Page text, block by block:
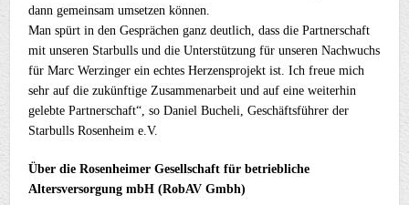
dann gemeinsam umsetzen können.
Man spürt in den Gesprächen ganz deutlich, dass die Partnerschaft
mit unseren Starbulls und die Unterstützung für unseren Nachwuchs
für Marc Werzinger ein echtes Herzensprojekt ist. Ich freue mich
sehr auf die zukünftige Zusammenarbeit und auf eine weiterhin
gelebte Partnerschaft“, so Daniel Bucheli, Geschäftsführer der
Starbulls Rosenheim e.V.
Über die Rosenheimer Gesellschaft für betriebliche
Altersversorgung mbH (RobAV Gmbh)